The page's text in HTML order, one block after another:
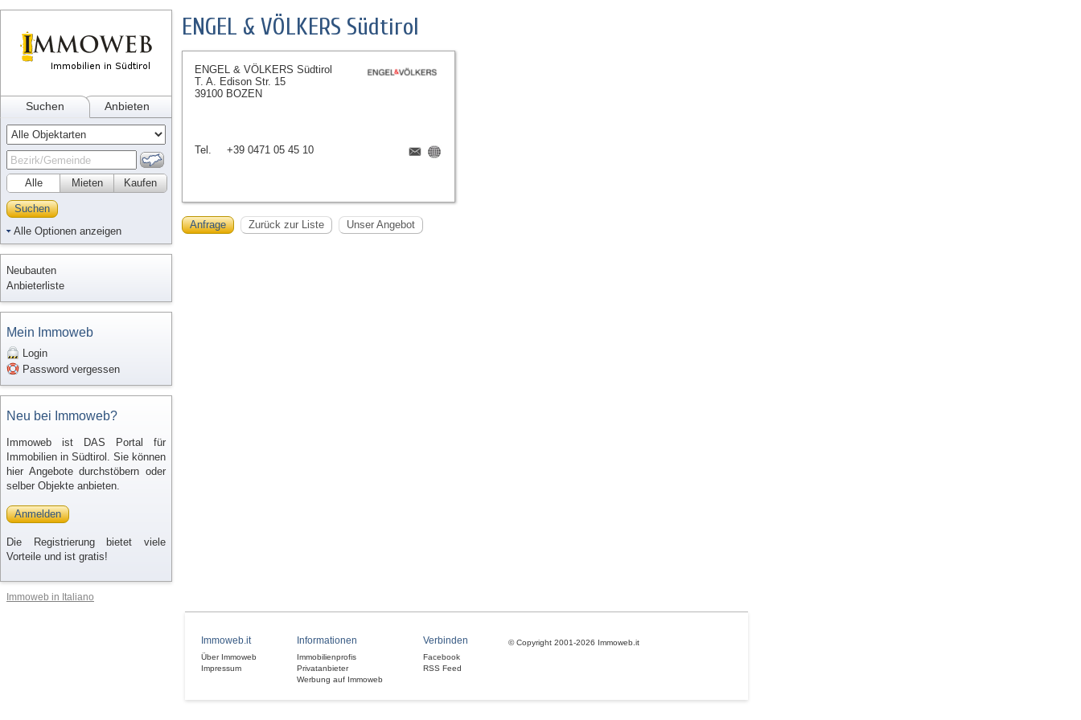
Suchen Anbieten
Alle Kaufen
Mieten
Suchen
Alle Optionen anzeigen
Neubauten
Anbieterliste
Mein Immoweb
Login
Password vergessen
Neu bei Immoweb?
Immoweb ist DAS Portal für
Immobilien in Südtirol. Sie können
hier Angebote durchstöbern oder
selber Objekte anbieten.
Anmelden
Die Registrierung bietet viele
Vorteile und ist gratis!
Immoweb in Italiano
ENGEL & VÖLKERS Südtirol
ENGEL & VÖLKERS Südtirol
T. A. Edison Str. 15
39100 BOZEN
Tel. +39 0471 05 45 10
Anfrage Zurück zur Liste Unser Angebot
Immoweb.it
Über Immoweb
Impressum
Informationen
Immobilienprofis
Privatanbieter
Werbung auf Immoweb
Verbinden
Facebook
RSS Feed
© Copyright 2001-2026 Immoweb.it